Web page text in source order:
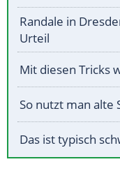
Randale in
Urteil
Mit diesen Tricks
So nutzt man alte
Das ist typisch